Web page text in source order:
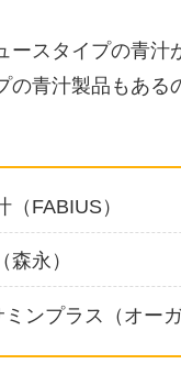
スタイプの青汁
の青汁製品もある
FABIUS）
永）
プラス（オーガ